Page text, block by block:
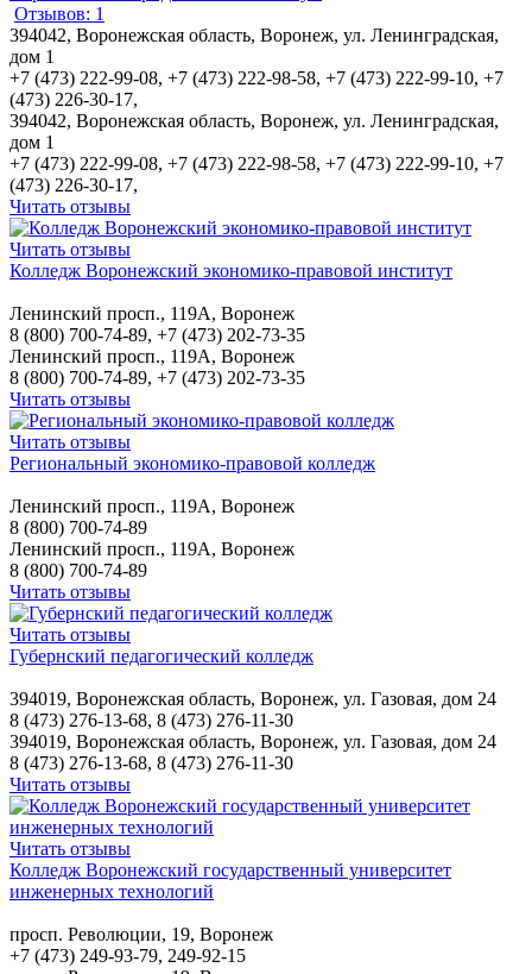
Отзывов: 1
394042, Воронежская область, Воронеж, ул. Ленинградская,
дом 1
+7 (473) 222-99-08, +7 (473) 222-98-58, +7 (473) 222-99-10, +7
(473) 226-30-17,
394042, Воронежская область, Воронеж, ул. Ленинградская,
дом 1
+7 (473) 222-99-08, +7 (473) 222-98-58, +7 (473) 222-99-10, +7
(473) 226-30-17,
Читать отзывы
Читать отзывы
Колледж Воронежский экономико-правовой институт
Ленинский просп., 119А, Воронеж
8 (800) 700-74-89, +7 (473) 202-73-35
Ленинский просп., 119А, Воронеж
8 (800) 700-74-89, +7 (473) 202-73-35
Читать отзывы
Читать отзывы
Региональный экономико-правовой колледж
Ленинский просп., 119А, Воронеж
8 (800) 700-74-89
Ленинский просп., 119А, Воронеж
8 (800) 700-74-89
Читать отзывы
Читать отзывы
Губернский педагогический колледж
394019, Воронежская область, Воронеж, ул. Газовая, дом 24
8 (473) 276-13-68, 8 (473) 276-11-30
394019, Воронежская область, Воронеж, ул. Газовая, дом 24
8 (473) 276-13-68, 8 (473) 276-11-30
Читать отзывы
Читать отзывы
Колледж Воронежский государственный университет
инженерных технологий
просп. Революции, 19, Воронеж
+7 (473) 249-93-79, 249-92-15